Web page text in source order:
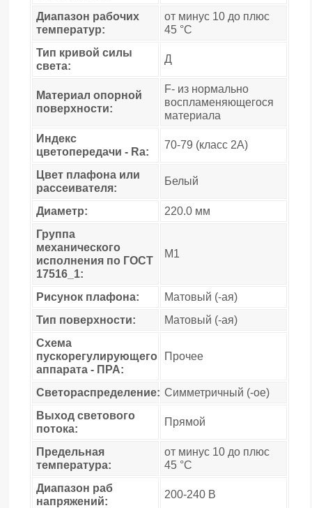
Диапазон рабочих
температур:
от минус 10 до плюс
45 °C
Тип кривой силы
света:
Д
Материал опорной
поверхности:
F- из нормально
воспламеняющегося
материала
Индекс
цветопередачи - Ra:
70-79 (класс 2A)
Цвет плафона или
рассеивателя:
Белый
Диаметр:
220.0 мм
Группа
механического
исполнения по ГОСТ
17516_1:
M1
Рисунок плафона:
Матовый (-ая)
Тип поверхности:
Матовый (-ая)
Схема
пускорегулирующего
аппарата - ПРА:
Прочее
Светораспределение: Симметричный (-ое)
Выход светового
потока:
Прямой
Предельная
температура:
от минус 10 до плюс
45 °C
Диапазон раб
напряжений:
200-240 В